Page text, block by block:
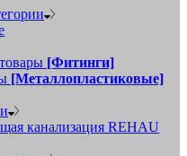
[Фитинги]
[Металлопластиковые]
канализация REHAU